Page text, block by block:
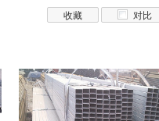
收藏 对比